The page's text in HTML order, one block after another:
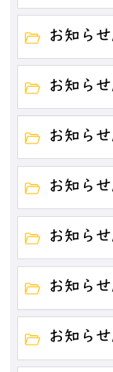
お知ら
お知ら
お知ら
お知ら
お知ら
お知ら
お知ら